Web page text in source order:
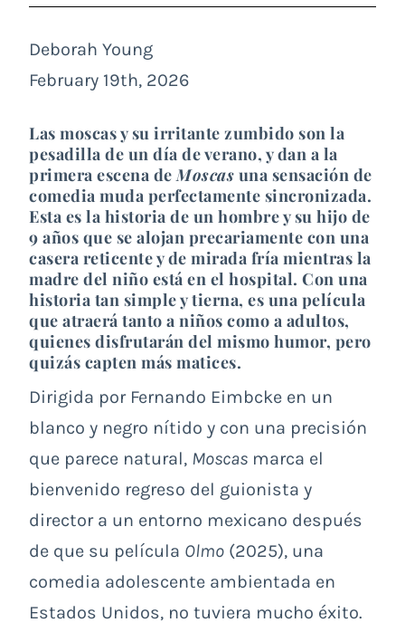
Deborah Young
February 19th, 2026
Las moscas y su irritante zumbido son la
pesadilla de un día de verano, y dan a la
primera escena deMoscas una sensación de
comedia muda perfectamente sincronizada.
Esta es la historia de un hombre y su hijo de
9 años que se alojan precariamente con una
casera reticente y de mirada fría mientras la
madre del niño está en el hospital. Con una
historia tan simple y tierna, es una película
que atraerá tanto a niños como a adultos,
quienes disfrutarán del mismo humor, pero
quizás capten más matices.
Dirigida por Fernando Eimbcke en un
blanco y negro nítido y con una precisión
que parece natural, Moscas marca el
bienvenido regreso del guionista y
director a un entorno mexicano después
de que su película Olmo (2025), una
comedia adolescente ambientada en
Estados Unidos, no tuviera mucho éxito.